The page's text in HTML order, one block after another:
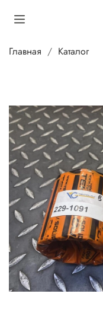
Главная Каталог